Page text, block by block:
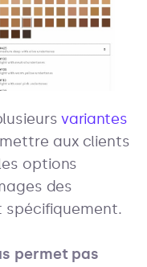
variantes
aux clients
options
des
spécifiquement.
permet pas